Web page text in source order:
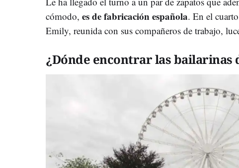
cómodo, es de fabricación española. En el
Emily, reunida con sus compañeros de trabajo,
¿Dónde encontrar las bailarinas